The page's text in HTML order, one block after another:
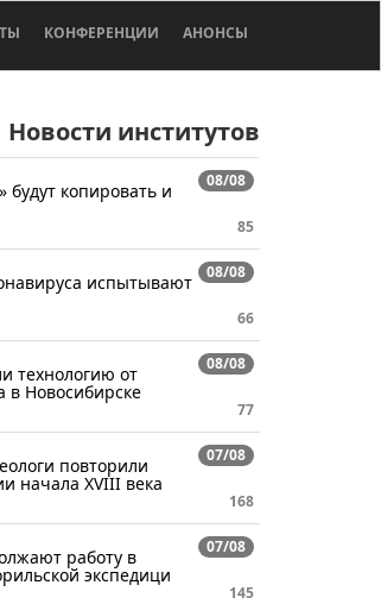
КОНФЕРЕНЦИИ АНОНСЫ
Новости институтов
08/08
будут копировать и
85
08/08
испытывают
66
08/08
технологию от
в Новосибирске
77
07/08
повторили
начала XVIII века
168
07/08
работу в
экспедици
145